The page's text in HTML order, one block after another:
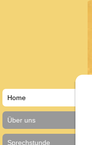
Home
Über uns
Sprechstunde